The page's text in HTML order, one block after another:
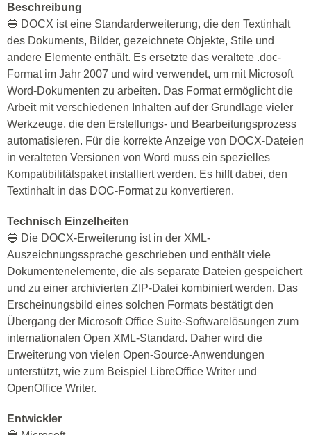
Beschreibung
🔵 DOCX ist eine Standarderweiterung, die den Textinhalt
des Dokuments, Bilder, gezeichnete Objekte, Stile und
andere Elemente enthält. Es ersetzte das veraltete .doc-
Format im Jahr 2007 und wird verwendet, um mit Microsoft
Word-Dokumenten zu arbeiten. Das Format ermöglicht die
Arbeit mit verschiedenen Inhalten auf der Grundlage vieler
Werkzeuge, die den Erstellungs- und Bearbeitungsprozess
automatisieren. Für die korrekte Anzeige von DOCX-Dateien
in veralteten Versionen von Word muss ein spezielles
Kompatibilitätspaket installiert werden. Es hilft dabei, den
Textinhalt in das DOC-Format zu konvertieren.
Technisch Einzelheiten
🔵 Die DOCX-Erweiterung ist in der XML-
Auszeichnungssprache geschrieben und enthält viele
Dokumentenelemente, die als separate Dateien gespeichert
und zu einer archivierten ZIP-Datei kombiniert werden. Das
Erscheinungsbild eines solchen Formats bestätigt den
Übergang der Microsoft Office Suite-Softwarelösungen zum
internationalen Open XML-Standard. Daher wird die
Erweiterung von vielen Open-Source-Anwendungen
unterstützt, wie zum Beispiel LibreOffice Writer und
OpenOffice Writer.
Entwickler